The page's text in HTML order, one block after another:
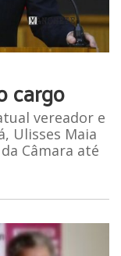
cargo
vereador e
Ulisses Maia
Câmara até